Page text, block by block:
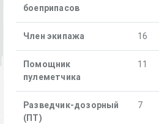
боеприпасов
Член экипажа 16
Помощник
пулеметчика
11
Разведчик-дозорный
(ПТ)
7